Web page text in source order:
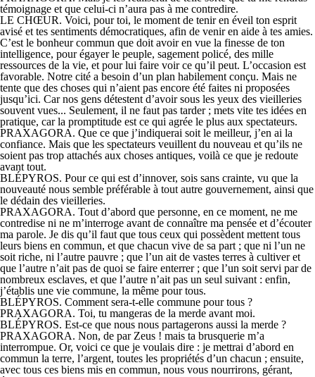
témoignage et que celui-ci n’aura pas à me contredire.
LE CHŒUR. Voici, pour toi, le moment de tenir en éveil ton esprit
avisé et tes sentiments démocratiques, afin de venir en aide à tes amies.
C’est le bonheur commun que doit avoir en vue la finesse de ton
intelligence, pour égayer le peuple, sagement policé, des mille
ressources de la vie, et pour lui faire voir ce qu’il peut. L’occasion est
favorable. Notre cité a besoin d’un plan habilement conçu. Mais ne
tente que des choses qui n’aient pas encore été faites ni proposées
jusqu’ici. Car nos gens détestent d’avoir sous les yeux des vieilleries
souvent vues... Seulement, il ne faut pas tarder ; mets vite tes idées en
pratique, car la promptitude est ce qui agrée le plus aux spectateurs.
PRAXAGORA. Que ce que j’indiquerai soit le meilleur, j’en ai la
confiance. Mais que les spectateurs veuillent du nouveau et qu’ils ne
soient pas trop attachés aux choses antiques, voilà ce que je redoute
avant tout.
BLÉPYROS. Pour ce qui est d’innover, sois sans crainte, vu que la
nouveauté nous semble préférable à tout autre gouvernement, ainsi que
le dédain des vieilleries.
PRAXAGORA. Tout d’abord que personne, en ce moment, ne me
contredise ni ne m’interroge avant de connaître ma pensée et d’écouter
ma parole. Je dis qu’il faut que tous ceux qui possèdent mettent tous
leurs biens en commun, et que chacun vive de sa part ; que ni l’un ne
soit riche, ni l’autre pauvre ; que l’un ait de vastes terres à cultiver et
que l’autre n’ait pas de quoi se faire enterrer ; que l’un soit servi par de
nombreux esclaves, et que l’autre n’ait pas un seul suivant : enfin,
j’établis une vie commune, la même pour tous.
BLÉPYROS. Comment sera-t-elle commune pour tous ?
PRAXAGORA. Toi, tu mangeras de la merde avant moi.
BLÉPYROS. Est-ce que nous nous partagerons aussi la merde ?
PRAXAGORA. Non, de par Zeus ! mais ta brusquerie m’a
interrompue. Or, voici ce que je voulais dire : je mettrai d’abord en
commun la terre, l’argent, toutes les propriétés d’un chacun ; ensuite,
avec tous ces biens mis en commun, nous vous nourrirons, gérant,